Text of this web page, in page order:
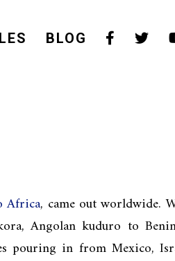
BLOG
Africa, came out worldwide.
Angolan kuduro to
pouring in from Mexico,